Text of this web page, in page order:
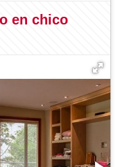
en chico